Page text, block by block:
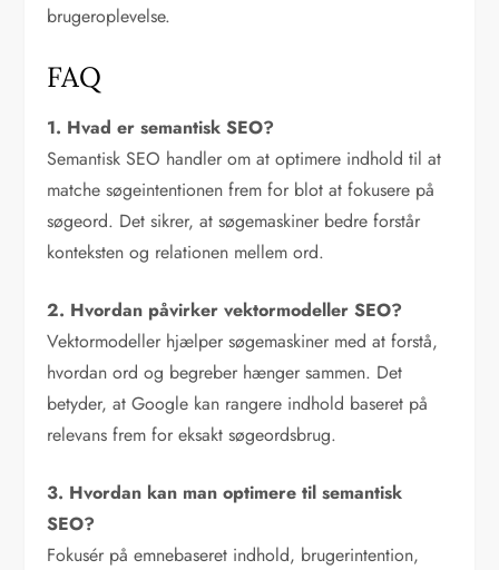
brugeroplevelse.
FAQ
1. Hvad er semantisk SEO?
Semantisk SEO handler om at optimere indhold til at
matche søgeintentionen frem for blot at fokusere på
søgeord. Det sikrer, at søgemaskiner bedre forstår
konteksten og relationen mellem ord.
2. Hvordan påvirker vektormodeller SEO?
Vektormodeller hjælper søgemaskiner med at forstå,
hvordan ord og begreber hænger sammen. Det
betyder, at Google kan rangere indhold baseret på
relevans frem for eksakt søgeordsbrug.
3. Hvordan kan man optimere til semantisk
SEO?
Fokusér på emnebaseret indhold, brugerintention,